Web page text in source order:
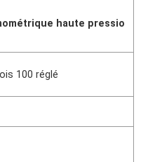
haute pressio
100 réglé